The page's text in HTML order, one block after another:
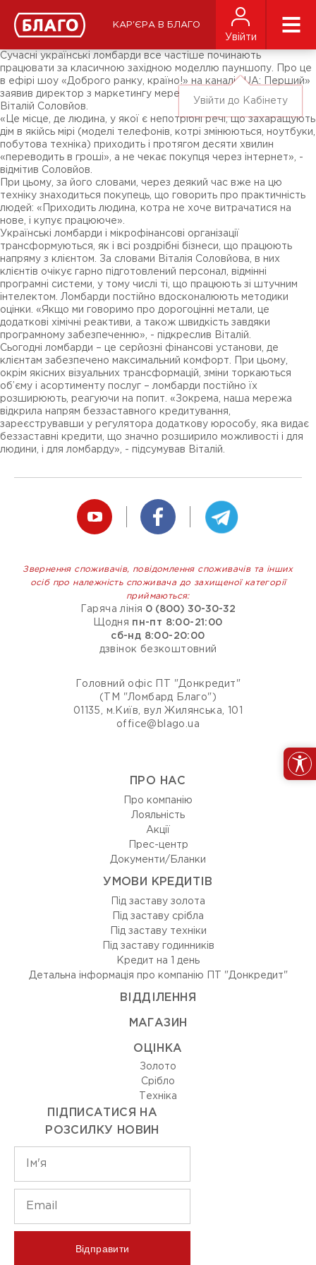
КАР'ЄРА В БЛАГО
Увійти
Увійти до Кабінету
ЗМІ про нас
Підписники соц-мереж
Ярмарки
Сучасні українські ломбарди все частіше починають
працювати за класичною західною моделлю пауншопу. Про це
в ефірі шоу «Доброго ранку, країно!» на каналі «UA: Перший»
заявив директор з маркетингу мережі ломбардів «Благо»
Віталій Соловйов.
«Це місце, де людина, у якої є непотрібні речі, що захаращують
дім в якійсь мірі (моделі телефонів, котрі змінюються, ноутбуки,
побутова техніка) приходить і протягом десяти хвилин
«переводить в гроші», а не чекає покупця через інтернет», -
відмітив Соловйов.
При цьому, за його словами, через деякий час вже на цю
техніку знаходиться покупець, що говорить про практичність
людей: «Приходить людина, котра не хоче витрачатися на
нове, і купує працююче».
Українські ломбарди і мікрофінансові організації
трансформуються, як і всі роздрібні бізнеси, що працюють
напряму з клієнтом. За словами Віталія Соловйова, в них
клієнтів очікує гарно підготовлений персонал, відмінні
програмні системи, у тому числі ті, що працюють зі штучним
інтелектом. Ломбарди постійно вдосконалюють методики
оцінки. «Якщо ми говоримо про дорогоцінні метали, це
додаткові хімічні реактиви, а також швидкість завдяки
програмному забезпеченню», - підкреслив Віталій.
Сьогодні ломбарди – це серйозні фінансові установи, де
клієнтам забезпечено максимальний комфорт. При цьому,
окрім якісних візуальних трансформацій, зміни торкаються
об’єму і асортименту послуг – ломбарди постійно їх
розширюють, реагуючи на попит. «Зокрема, наша мережа
відкрила напрям беззаставного кредитування,
зареєструвавши у регулятора додаткову юрособу, яка видає
беззаставні кредити, що значно розширило можливості і для
людини, і для ломбарду», - підсумував Віталій.
Звернення споживачів, повідомлення споживачів та інших
осіб про належність споживача до захищеної категорії
приймаються:
Гаряча лінія 0 (800) 30-30-32
Щодня пн-пт 8:00-21:00
сб-нд 8:00-20:00
дзвінок безкоштовний
Головний офіс ПТ "Донкредит"
(ТМ "Ломбард Благо")
01135, м.Київ, вул Жилянська, 101
office@blago.ua
ПРО НАС
Про компанію
Лояльність
Акції
Прес-центр
Документи/Бланки
УМОВИ КРЕДИТІВ
Під заставу золота
Під заставу срібла
Під заставу техніки
Під заставу годинників
Кредит на 1 день
Детальна інформація про компанію ПТ "Донкредит"
ВIДДIЛЕННЯ
МАГАЗИН
ОЦIНКА
Золото
Срiбло
Технiка
ПІДПИСАТИСЯ НА
РОЗСИЛКУ НОВИН
Відправити